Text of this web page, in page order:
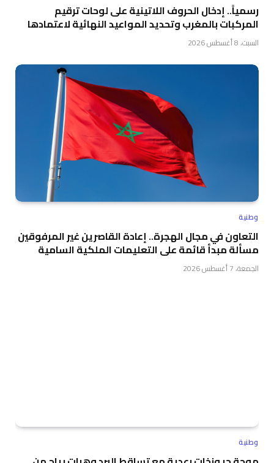
رسمياً.. إدخال الحروف اللاتينية على لوحات ترقيم
المركبات بالمغرب وتحديد المواعيد النهائية لاعتمادها
السبت، 8 أغسطس 2026
وطنية
التعاون في مجال الهجرة.. إعادة القاصرين غير المرفوقين
مسألة مبدأ قائمة على التعليمات الملكية السامية
الجمعة، 7 أغسطس 2026
وطنية